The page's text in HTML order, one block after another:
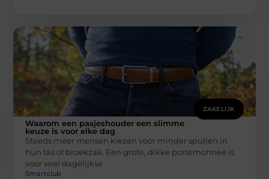
ZAKELIJK
Waarom een pasjeshouder een slimme
keuze is voor elke dag
Steeds meer mensen kiezen voor minder spullen in
hun tas of broekzak. Een grote, dikke portemonnee is
voor veel dagelijkse
Smartclub